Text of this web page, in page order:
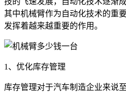
其中机械臂作为自动化技术的重
发挥着越来越重要的作用。
1、优化库存管理
库存管理对于汽车制造企业来说